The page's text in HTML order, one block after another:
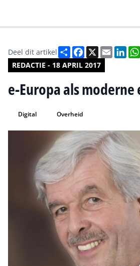
REDACTIE - 18 APRIL 2017
Deel dit artikel DeelFacebook
X Email
e-Europa als moderne
Digital Overheid